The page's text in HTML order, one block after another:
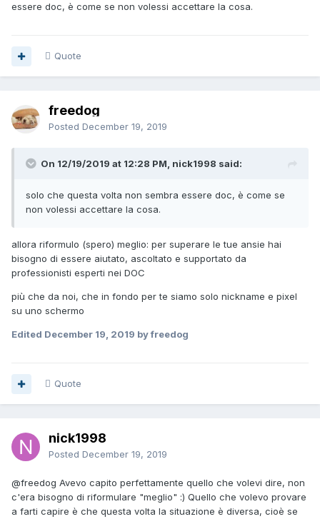
essere doc, è come se non volessi accettare la cosa.
Quote
freedog
Posted December 19, 2019
On 12/19/2019 at 12:28 PM, nick1998 said:
solo che questa volta non sembra essere doc, è come se
non volessi accettare la cosa.
allora riformulo (spero) meglio: per superare le tue ansie hai
bisogno di essere aiutato, ascoltato e supportato da
professionisti esperti nei DOC
più che da noi, che in fondo per te siamo solo nickname e pixel
su uno schermo
Edited December 19, 2019 by freedog
Quote
nick1998
Posted December 19, 2019
@freedog Avevo capito perfettamente quello che volevi dire, non
c'era bisogno di riformulare "meglio" :) Quello che volevo provare
a farti capire è che questa volta la situazione è diversa, cioè se